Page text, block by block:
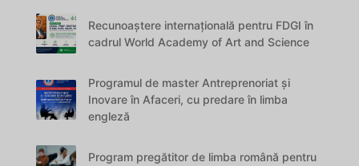
Recunoaștere internațională pentru FDGI în
cadrul World Academy of Art and Science
Programul de master Antreprenoriat și
Inovare în Afaceri, cu predare în limba
engleză
Program pregătitor de limba română pentru